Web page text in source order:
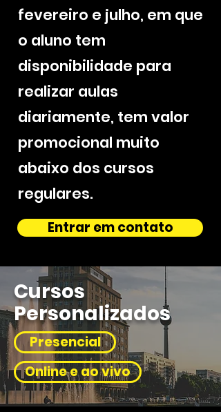
fevereiro e julho, em que
o aluno tem
disponibilidade para
realizar aulas
diariamente, tem valor
promocional muito
abaixo dos cursos
regulares.
Entrar em contato
Cursos
Personalizados
Presencial
Online e ao vivo